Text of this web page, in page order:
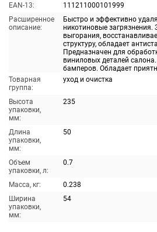
EAN-13:
111211000101999
Расширенное
описание:
Быстро и эффективно
никотиновые
выгорания,
структуру, обладает
Предназначен для
виниловых деталей
бамперов. Обладает
Товарная
группа:
уход и очистка
Высота
упаковки,
мм:
235
Длина
упаковки,
мм:
50
Объем
упаковки, л:
0.7
Масса, кг:
0.238
Ширина
упаковки,
мм:
54